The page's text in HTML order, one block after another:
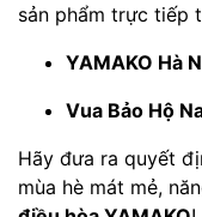
sản phẩm trực tiếp
YAMAKO Hà
Vua Bảo Hộ
Hãy đưa ra quyết
mùa hè mát mẻ,